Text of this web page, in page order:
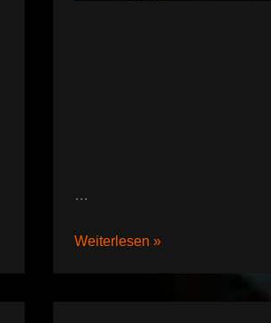
…
Microsorum
Weiterlesen »